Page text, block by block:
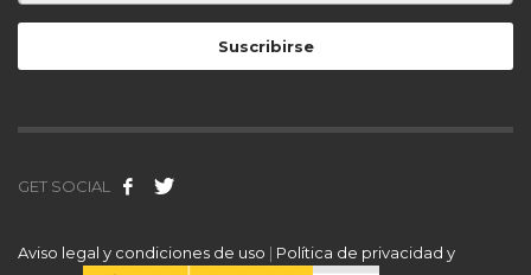
GET SOCIAL
Aviso legal y condiciones de uso | Política de privacidad y